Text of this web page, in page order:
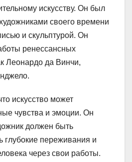
искусству. Он был
своего времени
и скульптурой. Он
ренессансных
Леонардо да Винчи,
искусство может
чувства и эмоции. Он
должен быть
глубокие переживания и
через свои работы.